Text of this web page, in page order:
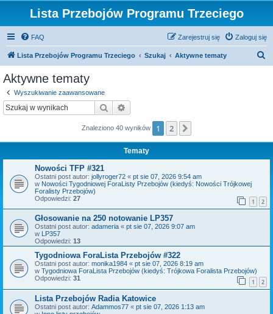
Lista Przebojów Programu Trzeciego
FAQ Zaloguj się
Zarejestruj się
Lista Przebojów Programu Trzeciego Szukaj Aktywne tematy
Aktywne tematy
Wyszukiwanie zaawansowane
Szukaj
Znaleziono 40 wyników 1 2
Tematy
Nowości TFP #321
Ostatni post autor: jollyroger72 « pt sie 07, 2026 9:54 am
w Nowości Tygodniowej ForaListy Przebojów (kiedyś: Nowości Trójkowej
Foralisty Przebojów)
Odpowiedzi: 27 1 2
Głosowanie na 250 notowanie LP357
Ostatni post autor: adameria « pt sie 07, 2026 9:07 am
w LP357
Odpowiedzi: 13
Tygodniowa ForaLista Przebojów #322
Ostatni post autor: monika1984 « pt sie 07, 2026 8:19 am
w Tygodniowa ForaLista Przebojów (kiedyś: Trójkowa Foralista Przebojów)
Odpowiedzi: 31 1 2
Lista Przebojów Radia Katowice
Ostatni post autor: Adammos77 « pt sie 07, 2026 1:13 am